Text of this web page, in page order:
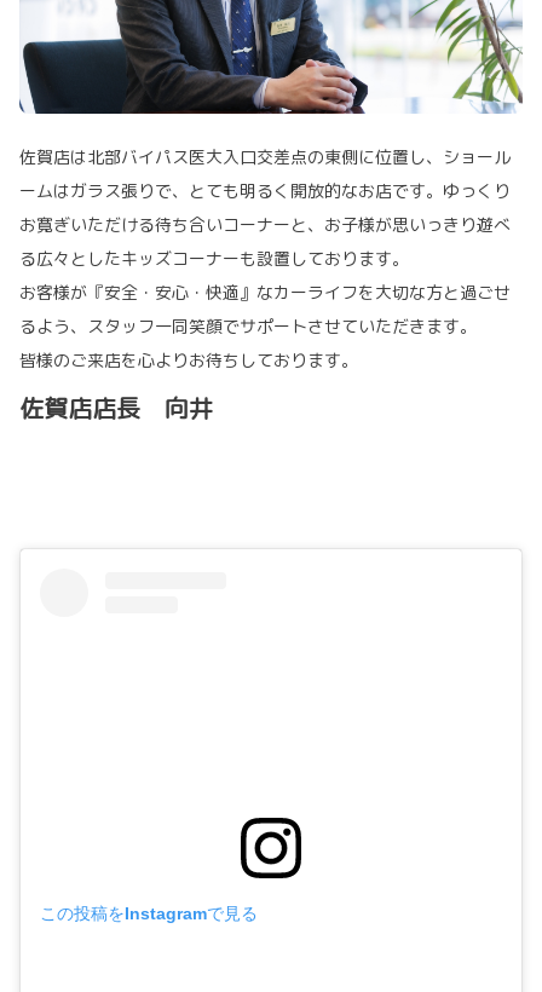
佐賀店は北部バイパス医大入口交差点の東側に位置し、ショール
ームはガラス張りで、とても明るく開放的なお店です。ゆっくり
お寛ぎいただける待ち合いコーナーと、お子様が思いっきり遊べ
る広々としたキッズコーナーも設置しております。
お客様が『安全・安心・快適』なカーライフを大切な方と過ごせ
るよう、スタッフ一同笑顔でサポートさせていただきます。
皆様のご来店を心よりお待ちしております。
佐賀店店長 向井
この投稿をInstagramで見る